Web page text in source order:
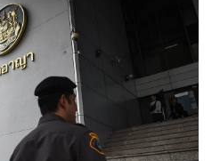
ระชากรไทยจะขอเปิด
ม ในปี 2525 เรื่องการแก้ไข
ทย พ.ศ. 2521 ซึ่งพลเอก
ฐธรรมนูญ ทั้งนี้ได้รับการ
ยทหารจากกองทัพบก